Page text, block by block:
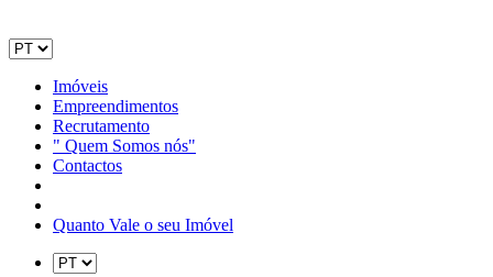
Imóveis
Empreendimentos
Recrutamento
" Quem Somos nós"
Contactos
Quanto Vale o seu Imóvel